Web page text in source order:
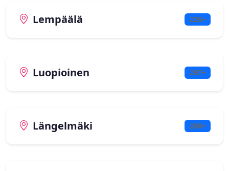
Lempäälä 226+
Luopioinen 297+
Längelmäki 208+